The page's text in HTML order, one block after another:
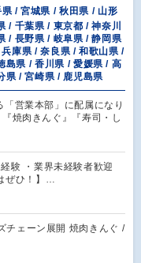
/ 宮城県 / 秋田県 / 山形
/ 千葉県 / 東京都 / 神奈川
/ 長野県 / 岐阜県 / 静岡県
庫県 / 奈良県 / 和歌山県 /
島県 / 香川県 / 愛媛県 / 高
県 / 宮崎県 / 鹿児島県
営業本部」に配属になり
焼肉きんぐ』『寿司・し
験 ・業界未経験者歓迎
ぜひ！】…
チェーン展開 焼肉きんぐ /